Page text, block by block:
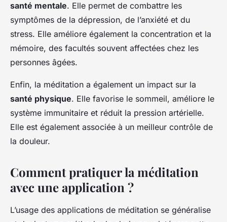
santé mentale. Elle permet de combattre les
symptômes de la dépression, de l’anxiété et du
stress. Elle améliore également la concentration et la
mémoire, des facultés souvent affectées chez les
personnes âgées.
Enfin, la méditation a également un impact sur la
santé physique. Elle favorise le sommeil, améliore le
système immunitaire et réduit la pression artérielle.
Elle est également associée à un meilleur contrôle de
la douleur.
Comment pratiquer la méditation
avec une application ?
L’usage des applications de méditation se généralise